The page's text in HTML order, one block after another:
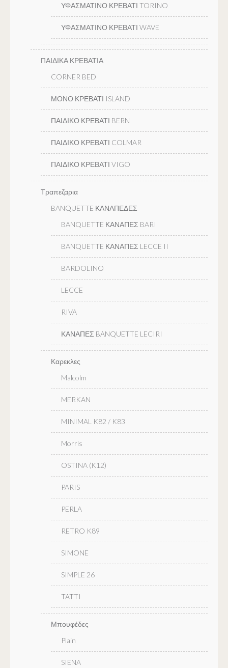
ΥΦΑΣΜΑΤΙΝΟ ΚΡΕΒΑΤΙ TORINO
ΥΦΑΣΜΑΤΙΝΟ ΚΡΕΒΑΤΙ WAVE
ΠΑΙΔΙΚΑ ΚΡΕΒΑΤΙΑ
CORNER BED
ΜΟΝΟ ΚΡΕΒΑΤΙ ISLAND
ΠΑΙΔΙΚΟ ΚΡΕΒΑΤΙ BERN
ΠΑΙΔΙΚΟ ΚΡΕΒΑΤΙ COLMAR
ΠΑΙΔΙΚΟ ΚΡΕΒΑΤΙ VIGO
Τραπεζαρια
BANQUETTE ΚΑΝΑΠΕΔΕΣ
BANQUETTE ΚΑΝΑΠΕΣ BARI
BANQUETTE ΚΑΝΑΠΕΣ LECCE II
BARDOLINO
LECCE
RIVA
ΚΑΝΑΠΕΣ BANQUETTE LECIRI
Καρεκλες
Malcolm
MERKAN
MINIMAL K82 / K83
Morris
OSTINA (K12)
PARIS
PERLA
RETRO K89
SIMONE
SIMPLE 26
TATTI
Μπουφέδες
Plain
SIENA